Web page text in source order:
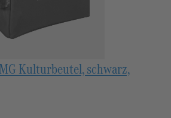
Kulturbeutel, schwarz,